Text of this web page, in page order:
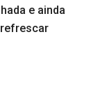
e ainda